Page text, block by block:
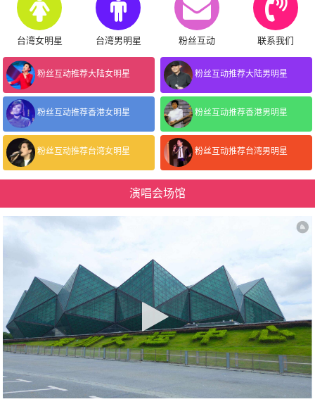
台湾女明星 台湾男明星 粉丝互动 联系我们
粉丝互动推荐大陆女明星 粉丝互动推荐大陆男明星
粉丝互动推荐香港女明星 粉丝互动推荐香港男明星
粉丝互动推荐台湾女明星 粉丝互动推荐台湾男明星
演唱会场馆